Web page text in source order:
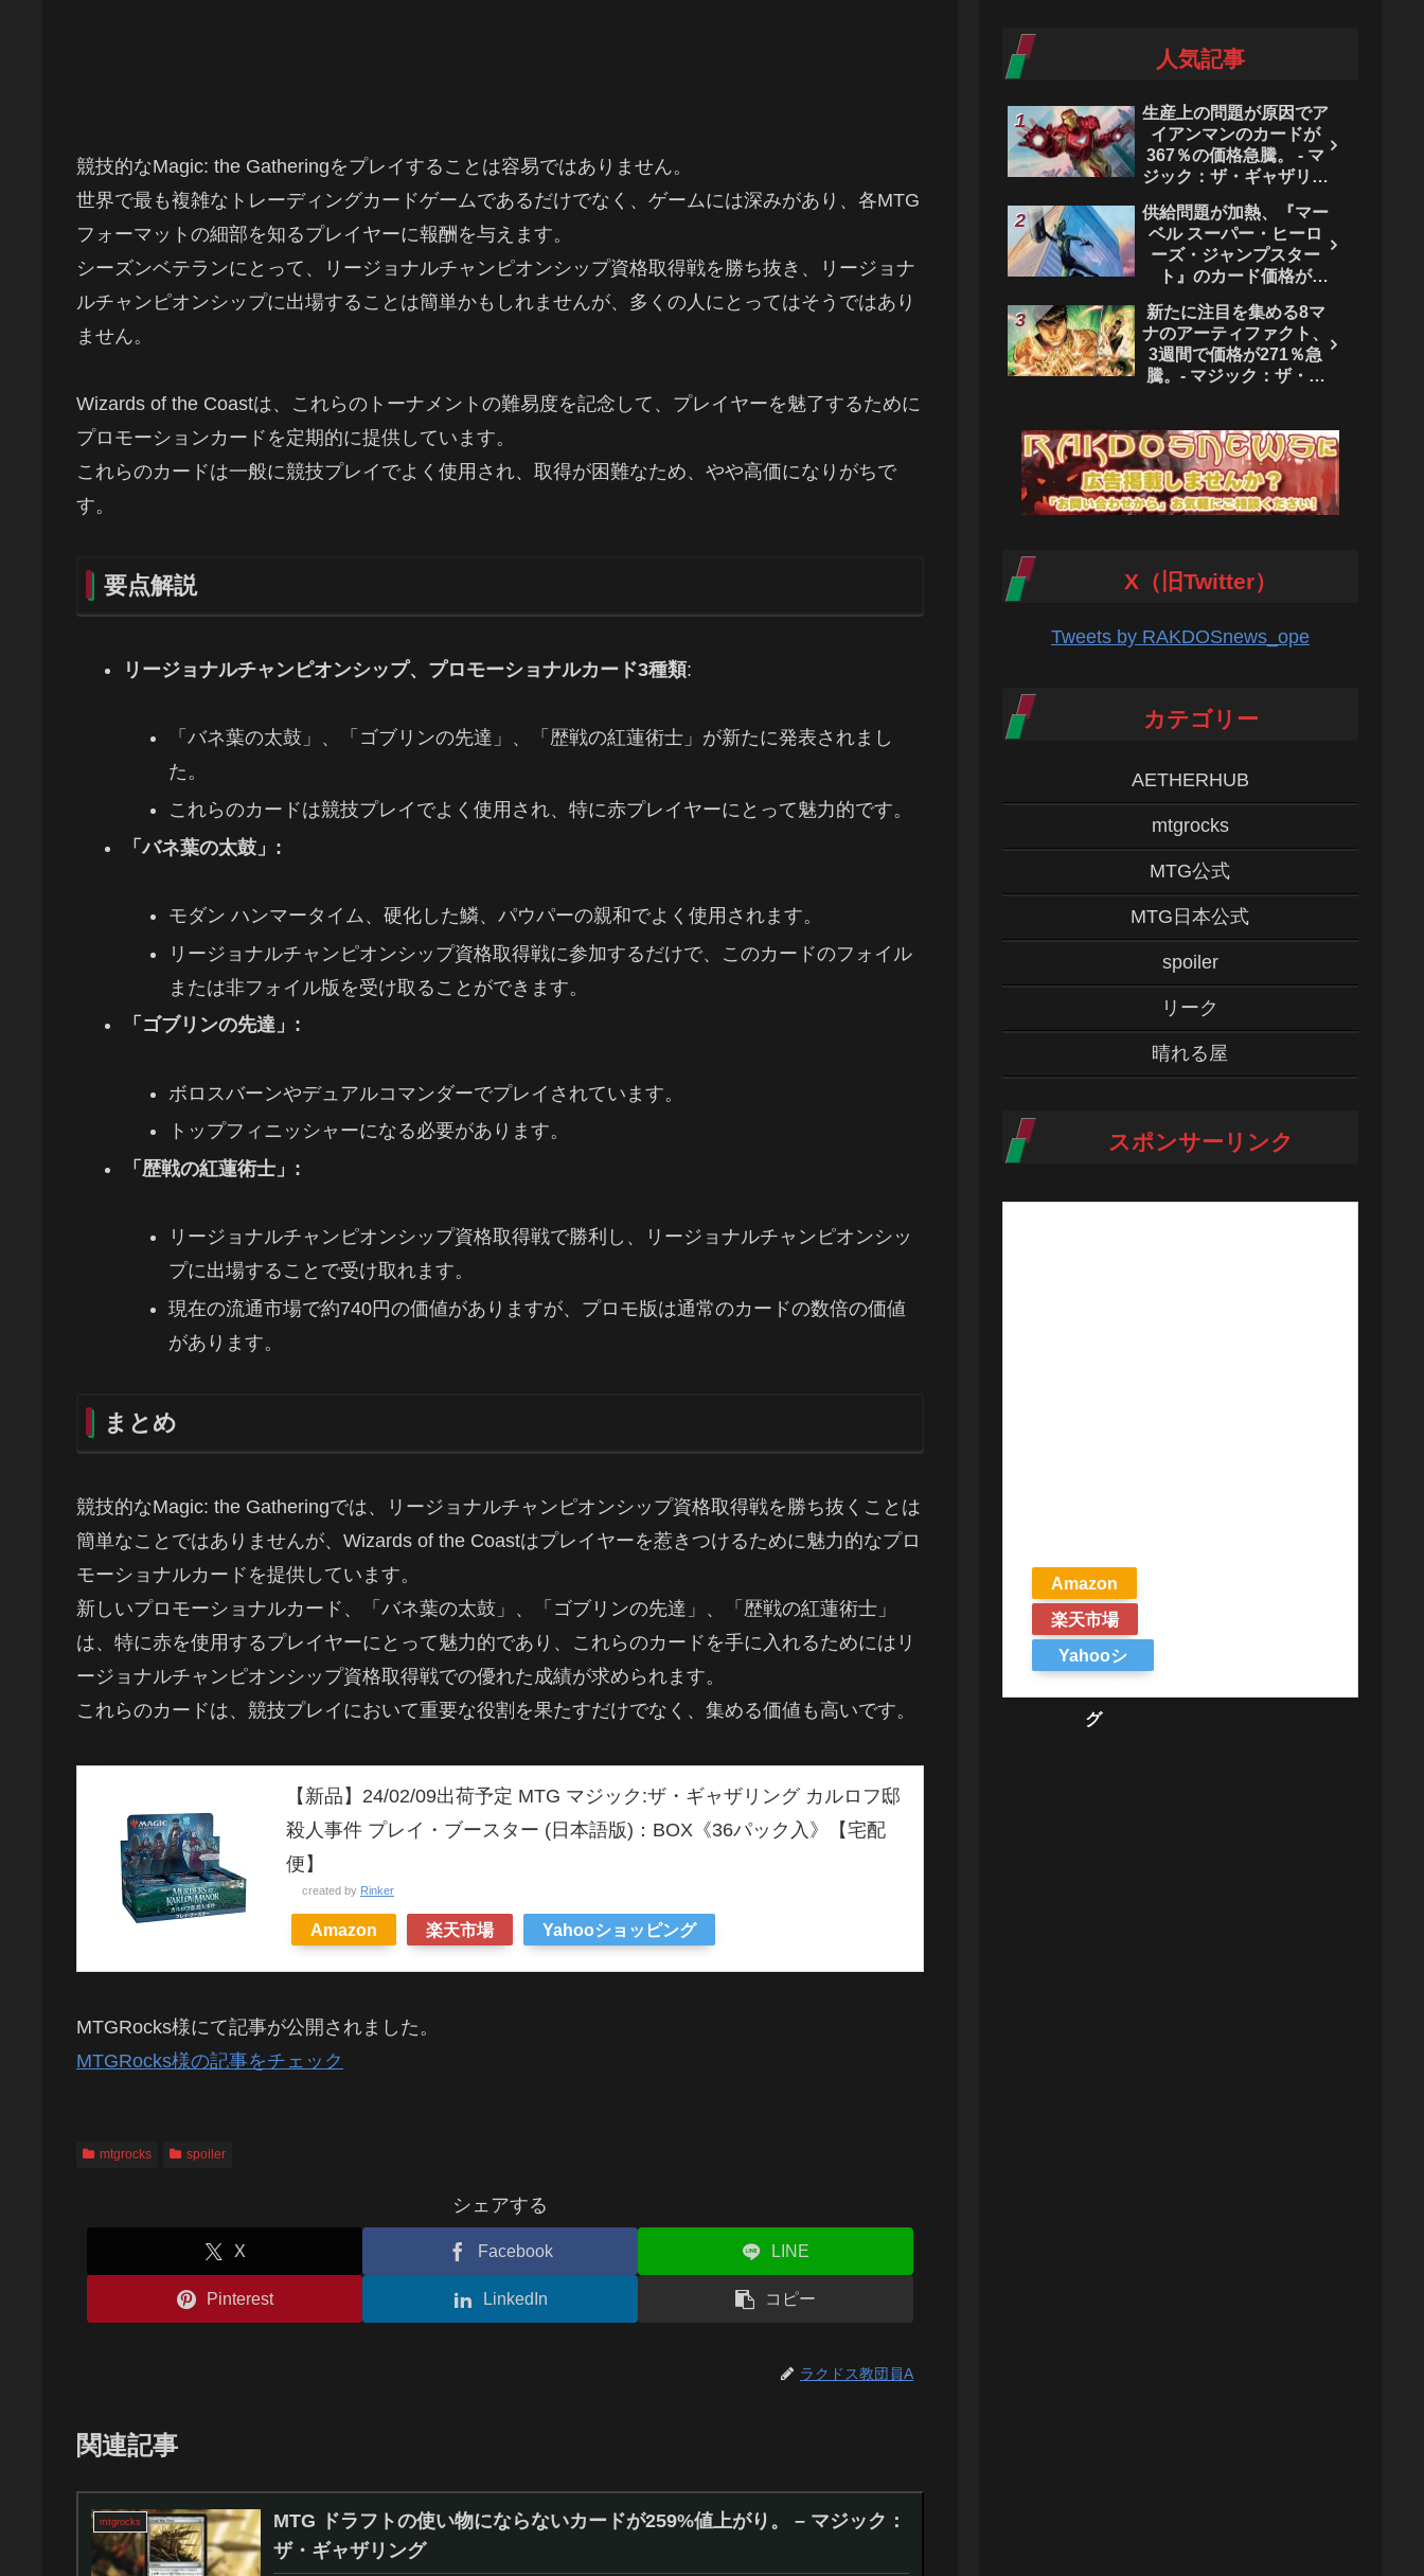
競技的なMagic: the Gatheringをプレイすることは容易ではありません。
世界で最も複雑なトレーディングカードゲームであるだけでなく、ゲームには深みがあり、各MTG
フォーマットの細部を知るプレイヤーに報酬を与えます。
シーズンベテランにとって、リージョナルチャンピオンシップ資格取得戦を勝ち抜き、リージョナ
ルチャンピオンシップに出場することは簡単かもしれませんが、多くの人にとってはそうではあり
ません。
Wizards of the Coastは、これらのトーナメントの難易度を記念して、プレイヤーを魅了するために
プロモーションカードを定期的に提供しています。
これらのカードは一般に競技プレイでよく使用され、取得が困難なため、やや高価になりがちで
す。
要点解説
リージョナルチャンピオンシップ、プロモーショナルカード3種類:
「バネ葉の太鼓」、「ゴブリンの先達」、「歴戦の紅蓮術士」が新たに発表されまし
た。
これらのカードは競技プレイでよく使用され、特に赤プレイヤーにとって魅力的です。
「バネ葉の太鼓」:
モダン ハンマータイム、硬化した鱗、パウパーの親和でよく使用されます。
リージョナルチャンピオンシップ資格取得戦に参加するだけで、このカードのフォイル
または非フォイル版を受け取ることができます。
「ゴブリンの先達」:
ボロスバーンやデュアルコマンダーでプレイされています。
トップフィニッシャーになる必要があります。
「歴戦の紅蓮術士」:
リージョナルチャンピオンシップ資格取得戦で勝利し、リージョナルチャンピオンシッ
プに出場することで受け取れます。
現在の流通市場で約740円の価値がありますが、プロモ版は通常のカードの数倍の価値
があります。
まとめ
競技的なMagic: the Gatheringでは、リージョナルチャンピオンシップ資格取得戦を勝ち抜くことは
簡単なことではありませんが、Wizards of the Coastはプレイヤーを惹きつけるために魅力的なプロ
モーショナルカードを提供しています。
新しいプロモーショナルカード、「バネ葉の太鼓」、「ゴブリンの先達」、「歴戦の紅蓮術士」
は、特に赤を使用するプレイヤーにとって魅力的であり、これらのカードを手に入れるためにはリ
ージョナルチャンピオンシップ資格取得戦での優れた成績が求められます。
これらのカードは、競技プレイにおいて重要な役割を果たすだけでなく、集める価値も高いです。
【新品】24/02/09出荷予定 MTG マジック:ザ・ギャザリング カルロフ邸
殺人事件 プレイ・ブースター (日本語版)：BOX《36パック入》【宅配
便】
created by Rinker
Amazon 楽天市場 Yahooショッピング
MTGRocks様にて記事が公開されました。
MTGRocks様の記事をチェック
mtgrocks spoiler
シェアする
X Facebook LINE
Pinterest LinkedIn コピー
ラクドス教団員A
関連記事
mtgrocks
MTG ドラフトの使い物にならないカードが259%値上がり。 – マジック：
ザ・ギャザリング
人気記事
生産上の問題が原因でア
イアンマンのカードが
367％の価格急騰。 - マ
ジック：ザ・ギャザリン
供給問題が加熱、『マー
ベル スーパー・ヒーロ
ーズ・ジャンプスター
ト』のカード価格が
ク：ザ・ギャザリング
新たに注目を集める8マ
ナのアーティファクト、
3週間で価格が271％急
騰。- マジック：ザ・ギ
X（旧Twitter）
Tweets by RAKDOSnews_ope
カテゴリー
AETHERHUB
mtgrocks
MTG公式
MTG日本公式
spoiler
リーク
晴れる屋
スポンサーリンク
Amazon
楽天市場
Yahooシ
グ